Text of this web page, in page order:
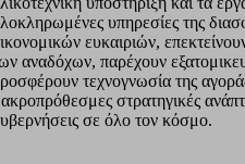
υπηρεσίες της
ευκαιριών,
αναδόχων, παρέχουν
τεχνογνωσία της
στρατηγικές
σε όλο τον κόσμο.